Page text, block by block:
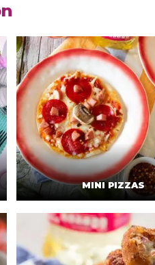
MINI PIZZAS